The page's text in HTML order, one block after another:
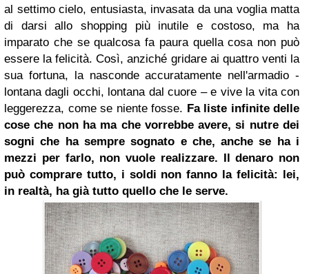
al settimo cielo, entusiasta, invasata da una voglia matta
di darsi allo shopping più inutile e costoso, ma ha
imparato che se qualcosa fa paura quella cosa non può
essere la felicità. Così, anziché gridare ai quattro venti la
sua fortuna, la nasconde accuratamente nell'armadio -
lontana dagli occhi, lontana dal cuore – e vive la vita con
leggerezza, come se niente fosse. Fa liste infinite delle
cose che non ha ma che vorrebbe avere, si nutre dei
sogni che ha sempre sognato e che, anche se ha i
mezzi per farlo, non vuole realizzare. Il denaro non
può comprare tutto, i soldi non fanno la felicità: lei,
in realtà, ha già tutto quello che le serve.